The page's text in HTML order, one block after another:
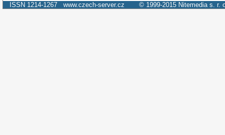
ISSN 1214-1267 www.czech-server.cz © 1999-2015 Nitemedia s. r.